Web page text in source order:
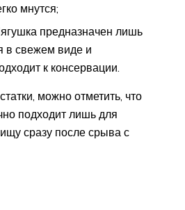
мнутся;
предназначен лишь
в свежем виде и
к консервации.
можно отметить, что
подходит лишь для
сразу после срыва с